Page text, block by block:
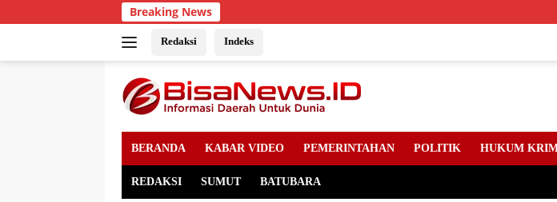
to
Breaking News
Redaksi Indeks
BERANDA KABAR VIDEO PEMERINTAHAN POLITIK HUKUM
REDAKSI SUMUT BATUBARA